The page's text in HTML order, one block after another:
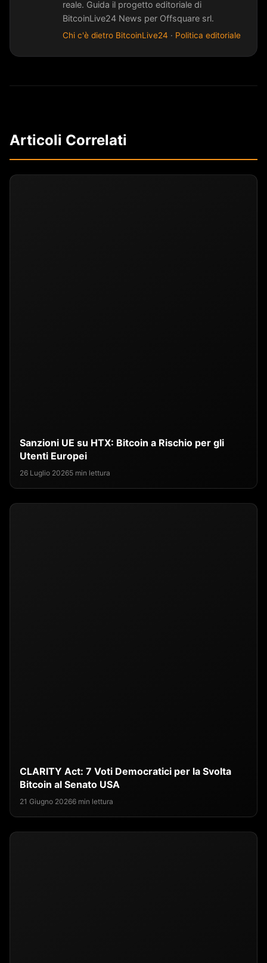
reale. Guida il progetto editoriale di
BitcoinLive24 News per Offsquare srl.
Chi c'è dietro BitcoinLive24 · Politica editoriale
Articoli Correlati
Sanzioni UE su HTX: Bitcoin a Rischio per gli
Utenti Europei
26 Luglio 20265 min lettura
CLARITY Act: 7 Voti Democratici per la Svolta
Bitcoin al Senato USA
21 Giugno 20266 min lettura